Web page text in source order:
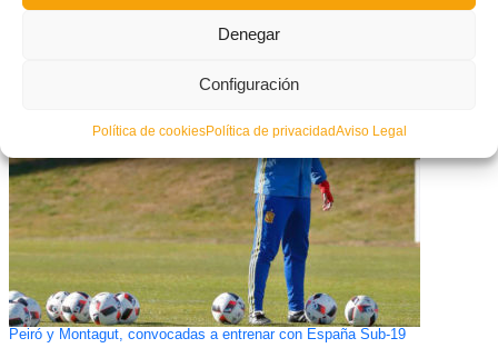
Denegar
Configuración
Política de cookiesPolítica de privacidadAviso Legal
Arranca el II Congreso de Fútbol Base: hablan los expertos
Peiró y Montagut, convocadas a entrenar con España Sub-19